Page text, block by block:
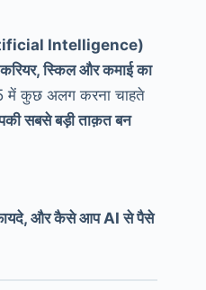
Intelligence)
करियर, स्किल और कमाई का
कुछ अलग करना चाहते
सबसे बड़ी ताक़त बन
और कैसे आप AI से पैसे